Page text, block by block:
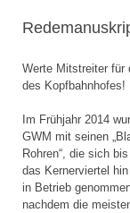
Werte Mitstreiter für
des Kopfbahnhofes!
Im Frühjahr 2014
GWM mit seinen
Rohren“, die sich
das Kernerviertel
in Betrieb
nachdem die